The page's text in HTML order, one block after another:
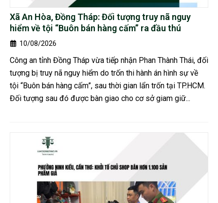
Xã An Hòa, Đồng Tháp: Đối tượng truy nã nguy
hiểm về tội “Buôn bán hàng cấm” ra đầu thú
10/08/2026
Công an tỉnh Đồng Tháp vừa tiếp nhận Phan Thành Thái, đối
tượng bị truy nã nguy hiểm do trốn thi hành án hình sự về
tội “Buôn bán hàng cấm”, sau thời gian lẩn trốn tại TP.HCM.
Đối tượng sau đó được bàn giao cho cơ sở giam giữ...